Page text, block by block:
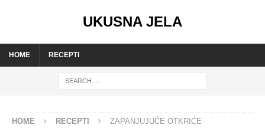
UKUSNA JELA
HOME RECEPTI
HOME RECEPTI
ZAPANJUJUĆE OTKRIĆE